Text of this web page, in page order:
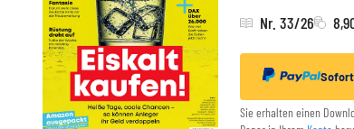
Nr. 33/26
Sie erhalten einen